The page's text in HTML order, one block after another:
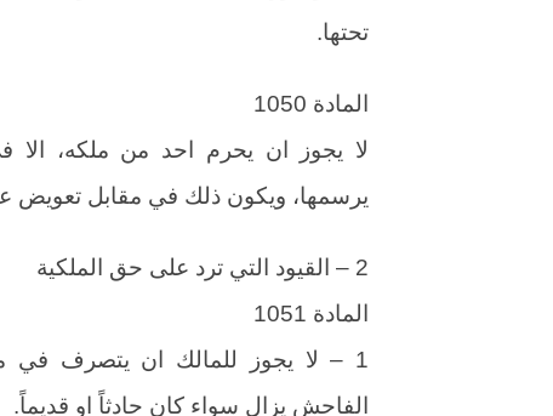
تحتها.
المادة 1050
لا يجوز ان يحرم احد من ملكه، الا
يرسمها، ويكون ذلك في مقابل تعويض
2 – القيود التي ترد على حق الملكية
المادة 1051
1 – لا يجوز للمالك ان يتصرف في
الفاحش يزال سواء كان حادثاً او قديماً.